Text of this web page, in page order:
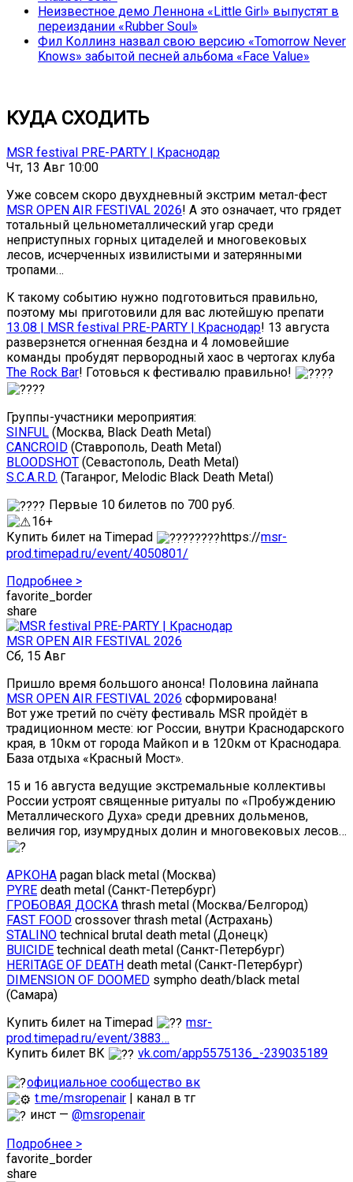
Неизвестное демо Леннона «Little Girl» выпустят в
переиздании «Rubber Soul»
Фил Коллинз назвал свою версию «Tomorrow Never
Knows» забытой песней альбома «Face Value»
КУДА СХОДИТЬ
MSR festival PRE-PARTY | Краснодар
Чт, 13 Авг 10:00
Уже совсем скоро двухдневный экстрим метал-фест
MSR OPEN AIR FESTIVAL 2026! А это означает, что грядет
тотальный цельнометаллический угар среди
неприступных горных цитаделей и многовековых
лесов, исчерченных извилистыми и затерянными
тропами…
К такому событию нужно подготовиться правильно,
поэтому мы приготовили для вас лютейшую препати
13.08 | MSR festival PRE-PARTY | Краснодар! 13 августа
разверзнется огненная бездна и 4 ломовейшие
команды пробудят первородный хаос в чертогах клуба
The Rock Bar! Готовься к фестивалю правильно!
Группы-участники мероприятия:
SINFUL (Москва, Black Death Metal)
CANCROID (Ставрополь, Death Metal)
BLOODSHOT (Севастополь, Death Metal)
S.C.A.R.D. (Таганрог, Melodic Black Death Metal)
Первые 10 билетов по 700 руб.
16+
Купить билет на Timepad
https://msr-
prod.timepad.ru/event/4050801/
Подробнее >
favorite_border
share
MSR OPEN AIR FESTIVAL 2026
Сб, 15 Авг
Пришло время большого анонса! Половина лайнапа
MSR OPEN AIR FESTIVAL 2026 сформирована!
Вот уже третий по счёту фестиваль MSR пройдёт в
традиционном месте: юг России, внутри Краснодарского
края, в 10км от города Майкоп и в 120км от Краснодара.
База отдыха «Красный Мост».
15 и 16 августа ведущие экстремальные коллективы
России устроят священные ритуалы по «Пробуждению
Металлического Духа» среди древних дольменов,
величия гор, изумрудных долин и многовековых лесов…
АРКОНА pagan black metal (Москва)
PYRE death metal (Санкт-Петербург)
ГРОБОВАЯ ДОСКА thrash metal (Москва/Белгород)
FAST FOOD crossover thrash metal (Астрахань)
STALINO technical brutal death metal (Донецк)
BUICIDE technical death metal (Санкт-Петербург)
HERITAGE OF DEATH death metal (Санкт-Петербург)
DIMENSION OF DOOMED sympho death/black metal
(Самара)
Купить билет на Timepad
msr-
prod.timepad.ru/event/3883…
Купить билет ВК
vk.com/app5575136_-239035189
официальное сообщество вк
t.me/msropenair | канал в тг
инст —@msropenair
Подробнее >
favorite_border
share